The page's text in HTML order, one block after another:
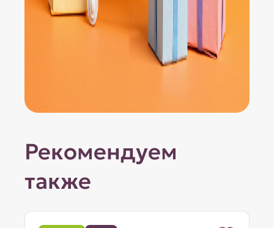
Рекомендуем
также